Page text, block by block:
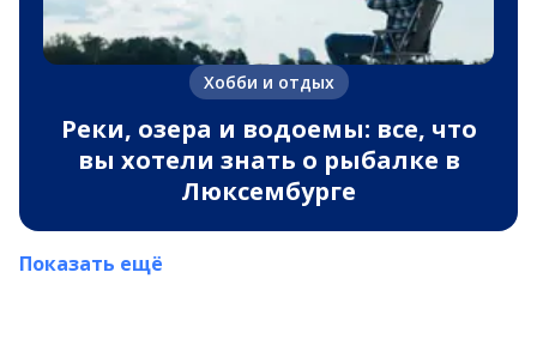
Хобби и отдых
Реки, озера и водоемы: все, что
вы хотели знать о рыбалке в
Люксембурге
Показать ещё